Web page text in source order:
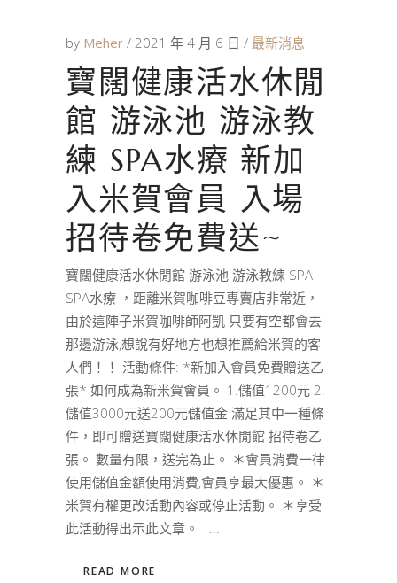
by Meher 2021 年 4 月 6 日 最新消息
寶闊健康活水休閒
館 游泳池 游泳教
練 SPA水療 新加
入米賀會員 入場
招待卷免費送~
寶闊健康活水休閒館 游泳池 游泳教練 SPA
SPA水療 ，距離米賀咖啡豆專賣店非常近，
由於這陣子米賀咖啡師阿凱 只要有空都會去
那邊游泳,想說有好地方也想推薦給米賀的客
人們！！ 活動條件: *新加入會員免費贈送乙
張* 如何成為新米賀會員。 1.儲值1200元 2.
儲值3000元送200元儲值金 滿足其中一種條
件，即可贈送寶闊健康活水休閒館 招待卷乙
張。 數量有限，送完為止。 ＊會員消費一律
使用儲值金額使用消費,會員享最大優惠。 ＊
米賀有權更改活動內容或停止活動。 ＊享受
此活動得出示此文章。
READ MORE